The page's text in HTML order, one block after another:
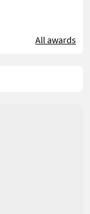
All awards